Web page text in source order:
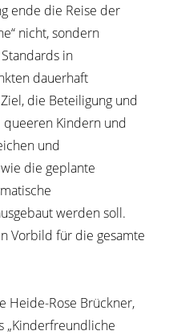
ende die Reise der
nicht, sondern
in
dauerhaft
die Beteiligung und
Kindern und
und
die geplante
werden soll.
Vorbild für die gesamte
Heide-Rose Brückner,
„Kinderfreundliche